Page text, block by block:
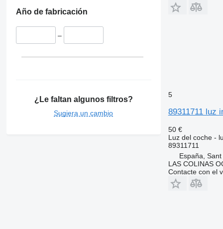
Año de fabricación
–
¿Le faltan algunos filtros?
Sugiera un cambio
5
89311711 luz
50 €
Luz del coche -
89311711
España,
LAS COLINAS
Contacte con el